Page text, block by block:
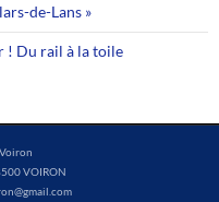
de-Lans »
! Du rail à la toile
VOIRON